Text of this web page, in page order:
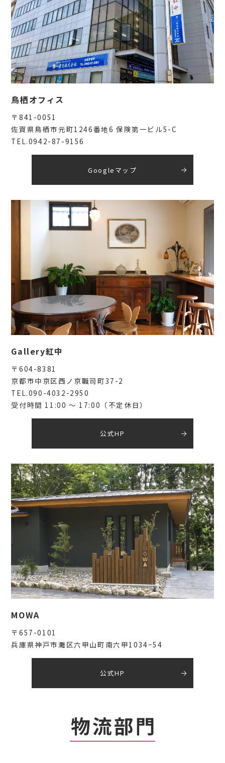
鳥栖オフィス
〒841-0051
佐賀県鳥栖市元町1246番地6 保険第一ビル5-C
TEL.0942-87-9156
Googleマップ
Gallery紅中
〒604-8381
京都市中京区西ノ京職司町37-2
TEL.090-4032-2950
受付時間 11:00 〜 17:00（不定休日）
公式HP
MOWA
〒657-0101
兵庫県神戸市灘区六甲山町南六甲1034−54
公式HP